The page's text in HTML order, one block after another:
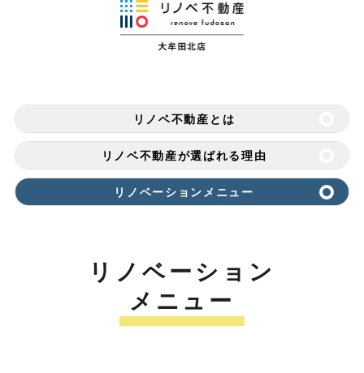
リノベ不動産とは
リノベ不動産が選ばれる理由
リノベーションメニュー
リノベーション
メニュー